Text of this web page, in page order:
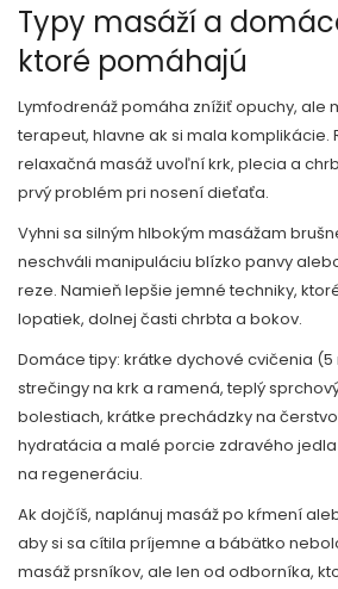
Typy masáží a
ktoré pomáhajú
Lymfodrenáž pomáha znížiť opuchy, ale
terapeut, hlavne ak si mala
relaxačná masáž uvoľní krk, plecia a
prvý problém pri nosení dieťaťa.
Vyhni sa silným hlbokým masážam
neschváli manipuláciu blízko panvy
reze. Namieň lepšie jemné techniky,
lopatiek, dolnej časti chrbta a bokov.
Domáce tipy: krátke dychové cvičenia (5
strečingy na krk a ramená, teplý
bolestiach, krátke prechádzky na
hydratácia a malé porcie zdravého
na regeneráciu.
Ak dojčíš, naplánuj masáž po kŕmení
aby si sa cítila príjemne a bábätko
masáž prsníkov, ale len od odborníka,